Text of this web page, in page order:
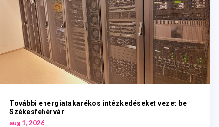
További energiatakarékos intézkedéseket vezet be
Székesfehérvár
aug 1, 2026